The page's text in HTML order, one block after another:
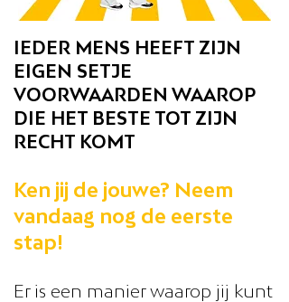
IEDER MENS HEEFT ZIJN
EIGEN SETJE
VOORWAARDEN WAAROP
DIE HET BESTE TOT ZIJN
RECHT KOMT
​Ken jij de jouwe? Neem
vandaag nog de eerste
stap!
Er is een manier waarop jij kunt